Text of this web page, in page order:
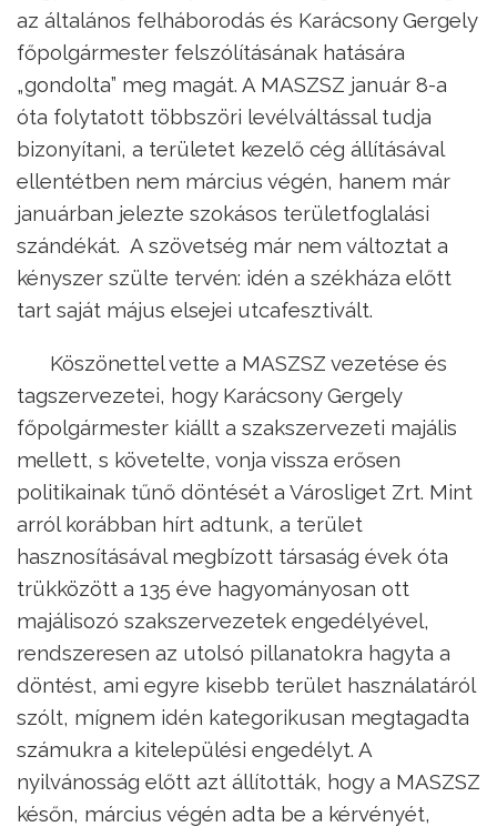
az általános felháborodás és Karácsony Gergely
főpolgármester felszólításának hatására
„gondolta” meg magát. A MASZSZ január 8-a
óta folytatott többszöri levélváltással tudja
bizonyítani, a területet kezelő cég állításával
ellentétben nem március végén, hanem már
januárban jelezte szokásos területfoglalási
szándékát. A szövetség már nem változtat a
kényszer szülte tervén: idén a székháza előtt
tart saját május elsejei utcafesztivált.
Köszönettel vette a MASZSZ vezetése és
tagszervezetei, hogy Karácsony Gergely
főpolgármester kiállt a szakszervezeti majális
mellett, s követelte, vonja vissza erősen
politikainak tűnő döntését a Városliget Zrt. Mint
arról korábban hírt adtunk, a terület
hasznosításával megbízott társaság évek óta
trükközött a 135 éve hagyományosan ott
majálisozó szakszervezetek engedélyével,
rendszeresen az utolsó pillanatokra hagyta a
döntést, ami egyre kisebb terület használatáról
szólt, mígnem idén kategorikusan megtagadta
számukra a kitelepülési engedélyt. A
nyilvánosság előtt azt állították, hogy a MASZSZ
későn, március végén adta be a kérvényét,